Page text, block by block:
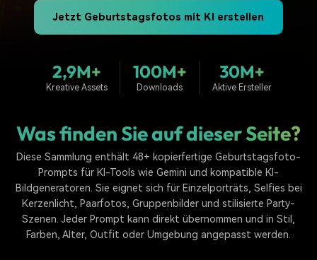
Kickstart Bootcamp
Lernen, ausdrücken und
Fähigkeiten mit Filmora
DIY-Spezialeffekte
Erfahren Sie, wie Sie einen
können
Creator
Monetarisierungs-
Programm
Monetarisieren Sie
Ihren Einfluss mit Filmora
Freunde-werben-
Programm
An Freunde empfehlen,
Belohnungen erhalten
Blog
Unsere Mission, Geschichte
und Kunden
Finden Sie mehr über Filmora
Nachrichten und
Bewertungen
Kunden-Geschichten Affiliate-Programm
Suchen
Jetzt Geburtstagsfotos mit KI erstellen
2,9M+
Kreative Assets
100M+
Downloads
30M+
Aktive Ersteller
Was finden Sie auf dieser Seite?
Diese Sammlung enthält 48+ kopierfertige Geburtstagsfoto-
Prompts für KI-Tools wie Gemini und kompatible KI-
Bildgeneratoren. Sie eignet sich für Einzelporträts, Selfies bei
Kerzenlicht, Paarfotos, Gruppenbilder und stilisierte Party-
Szenen. Jeder Prompt kann direkt übernommen und in Stil,
Farben, Alter, Outfit oder Umgebung angepasst werden.